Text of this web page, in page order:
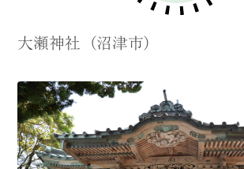
大瀬神社（沼津市）